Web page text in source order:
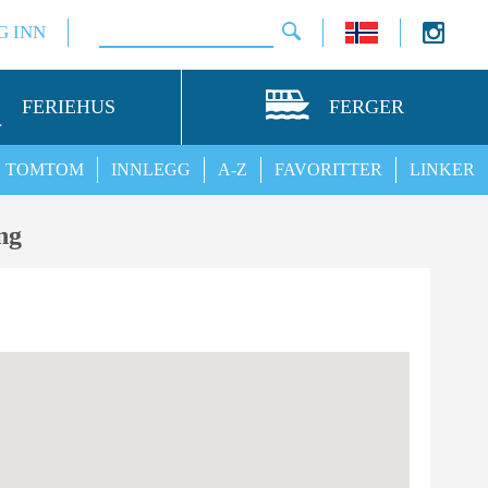
INN
FERIEHUS FERGER
LINKER
FAVORITTER
A-Z
INNLEGG
TOMTOM